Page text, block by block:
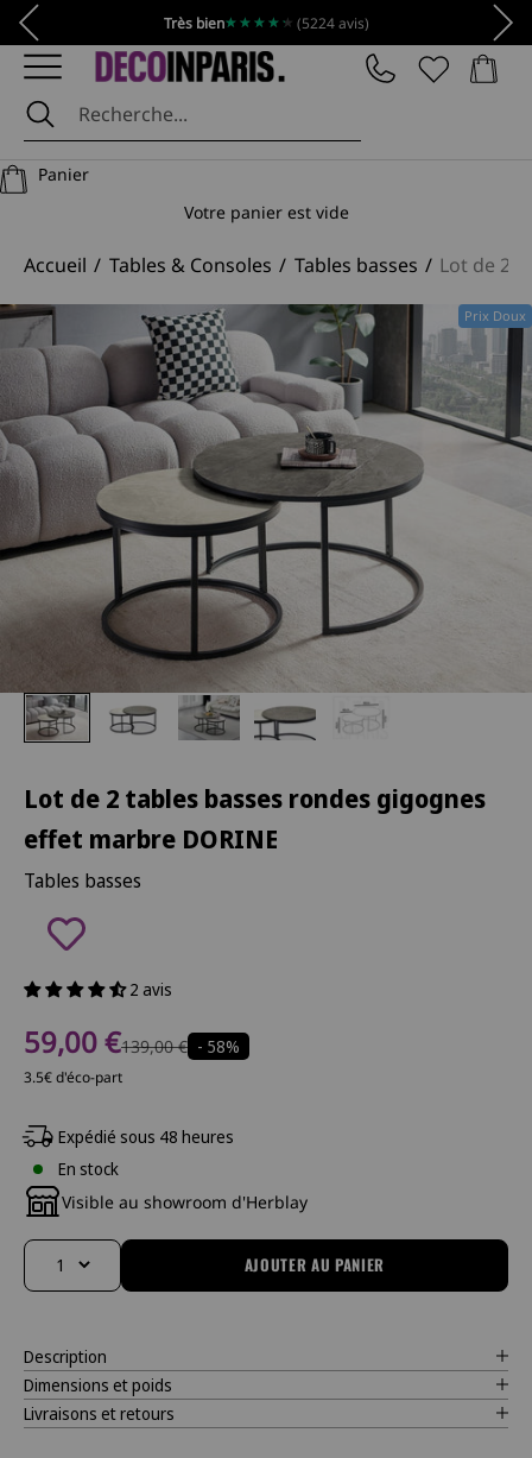
Passer au contenu
Précédent Très bien★★★★★
★★★★★ (5224 avis)
DécoInParis Panier
Panier
Votre panier est vide
Accueil Tables & Consoles Tables basses Lot de 2
Prix Doux
Lot de 2 tables basses rondes gigognes
effet marbre DORINE
Tables basses
2 avis
Prix de vente
59,00 €Prix normal
139,00 € - 58%
3.5€ d'éco-part
Expédié sous 48 heures
En stock
Visible au showroom d'Herblay
Changer la quantité
AJOUTER AU PANIER
Description
Dimensions et poids
Livraisons et retours